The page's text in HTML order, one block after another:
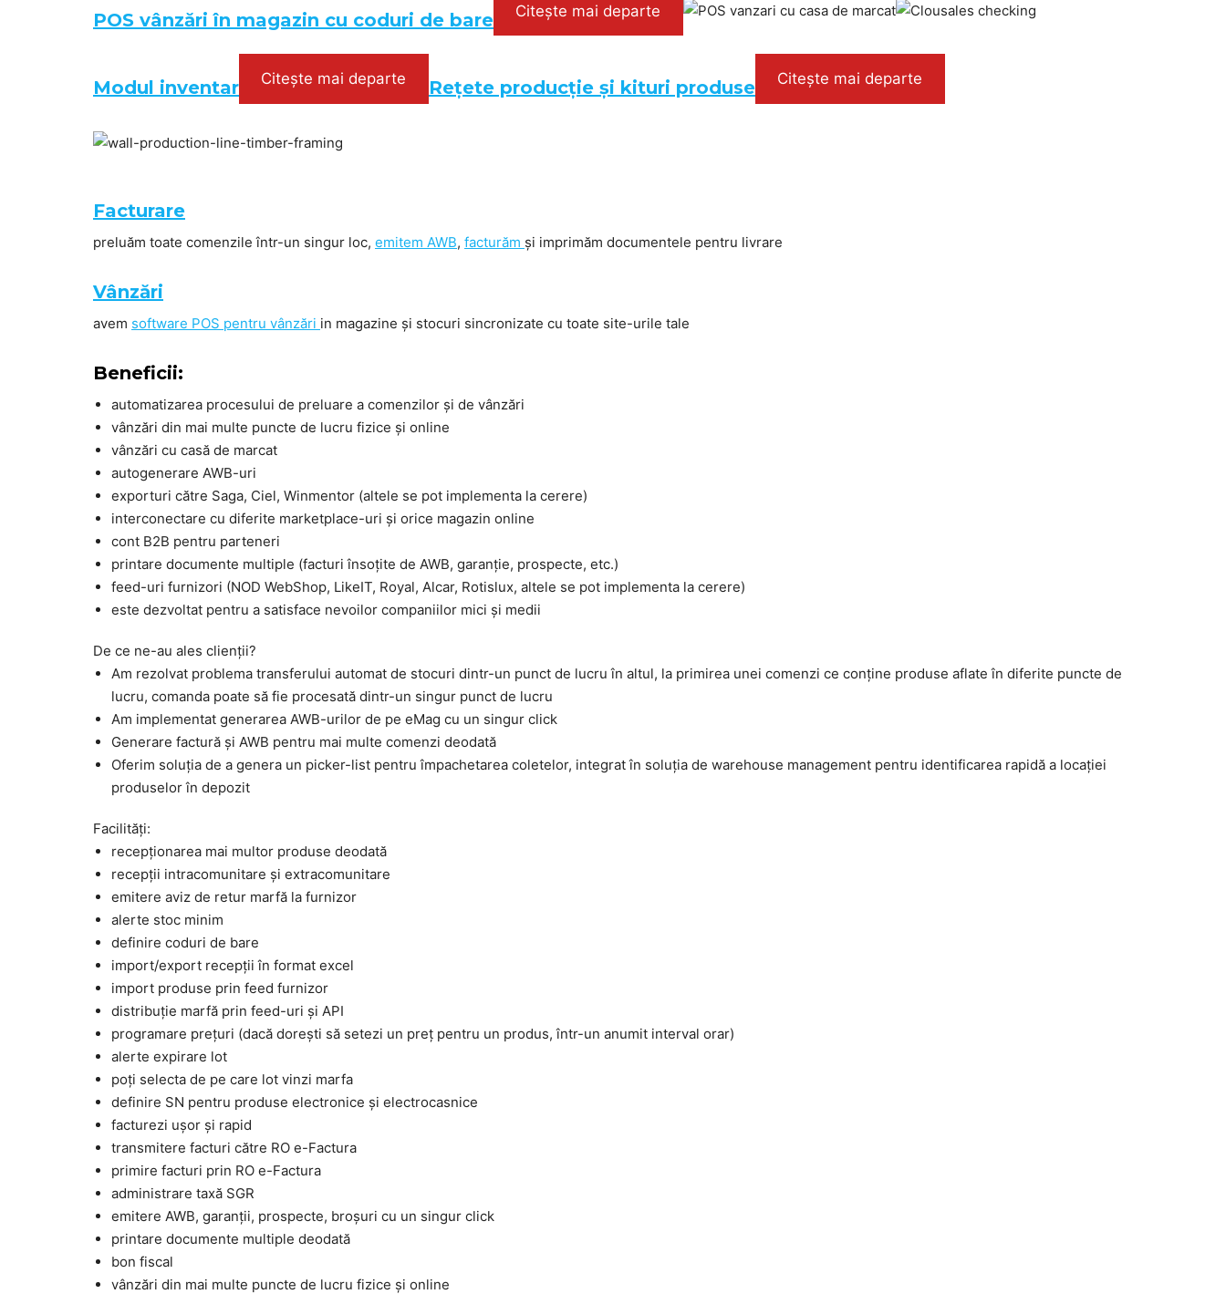
POS vânzări în magazin cu coduri de bare Citește mai departe
Modul inventar Citește mai departe Rețete producție și kituri produse Citește mai departe
Facturare
preluăm toate comenzile într-un singur loc, emitem AWB, facturăm și imprimăm documentele pentru livrare
Vânzări
avem software POS pentru vânzări in magazine și stocuri sincronizate cu toate site-urile tale
Beneficii:
automatizarea procesului de preluare a comenzilor și de vânzări
vânzări din mai multe puncte de lucru fizice și online
vânzări cu casă de marcat
autogenerare AWB-uri
exporturi către Saga, Ciel, Winmentor (altele se pot implementa la cerere)
interconectare cu diferite marketplace-uri și orice magazin online
cont B2B pentru parteneri
printare documente multiple (facturi însoțite de AWB, garanție, prospecte, etc.)
feed-uri furnizori (NOD WebShop, LikeIT, Royal, Alcar, Rotislux, altele se pot implementa la cerere)
este dezvoltat pentru a satisface nevoilor companiilor mici și medii
De ce ne-au ales clienții?
Am rezolvat problema transferului automat de stocuri dintr-un punct de lucru în altul, la primirea unei comenzi ce conține produse aflate în diferite puncte de
lucru, comanda poate să fie procesată dintr-un singur punct de lucru
Am implementat generarea AWB-urilor de pe eMag cu un singur click
Generare factură și AWB pentru mai multe comenzi deodată
Oferim soluția de a genera un picker-list pentru împachetarea coletelor, integrat în soluția de warehouse management pentru identificarea rapidă a locației
produselor în depozit
Facilități:
recepționarea mai multor produse deodată
recepții intracomunitare și extracomunitare
emitere aviz de retur marfă la furnizor
alerte stoc minim
definire coduri de bare
import/export recepții în format excel
import produse prin feed furnizor
distribuție marfă prin feed-uri și API
programare prețuri (dacă dorești să setezi un preț pentru un produs, într-un anumit interval orar)
alerte expirare lot
poți selecta de pe care lot vinzi marfa
definire SN pentru produse electronice și electrocasnice
facturezi ușor și rapid
transmitere facturi către RO e-Factura
primire facturi prin RO e-Factura
administrare taxă SGR
emitere AWB, garanții, prospecte, broșuri cu un singur click
printare documente multiple deodată
bon fiscal
vânzări din mai multe puncte de lucru fizice și online